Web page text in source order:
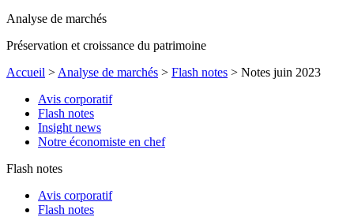
Analyse de marchés
Préservation et croissance du patrimoine
Accueil > Analyse de marchés > Flash notes > Notes juin 2023
Avis corporatif
Flash notes
Insight news
Notre économiste en chef
Flash notes
Avis corporatif
Flash notes